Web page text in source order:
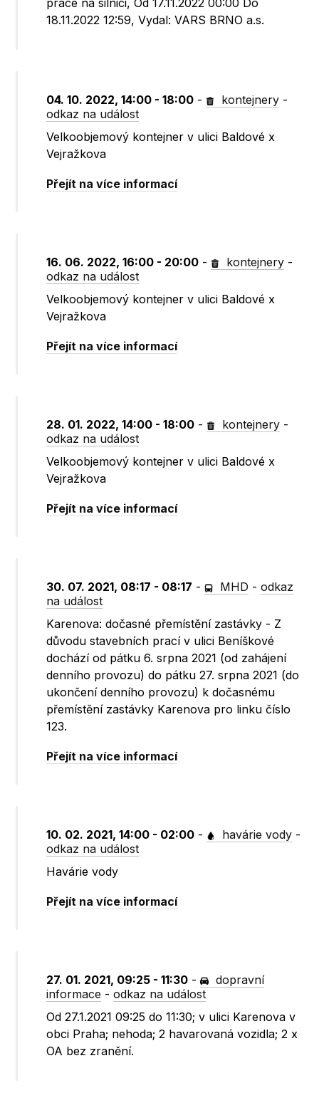
práce na silnici, Od 17.11.2022 00:00 Do
18.11.2022 12:59, Vydal: VARS BRNO a.s.
04. 10. 2022, 14:00 - 18:00 - kontejnery -
odkaz na událost
Velkoobjemový kontejner v ulici Baldové x
Vejražkova
Přejít na více informací
16. 06. 2022, 16:00 - 20:00 - kontejnery -
odkaz na událost
Velkoobjemový kontejner v ulici Baldové x
Vejražkova
Přejít na více informací
28. 01. 2022, 14:00 - 18:00 - kontejnery -
odkaz na událost
Velkoobjemový kontejner v ulici Baldové x
Vejražkova
Přejít na více informací
30. 07. 2021, 08:17 - 08:17 - MHD -odkaz
na událost
Karenova: dočasné přemístění zastávky - Z
důvodu stavebních prací v ulici Beníškové
dochází od pátku 6. srpna 2021 (od zahájení
denního provozu) do pátku 27. srpna 2021 (do
ukončení denního provozu) k dočasnému
přemístění zastávky Karenova pro linku číslo
123.
Přejít na více informací
10. 02. 2021, 14:00 - 02:00 - havárie vody -
odkaz na událost
Havárie vody
Přejít na více informací
27. 01. 2021, 09:25 - 11:30 -
dopravní
informace -odkaz na událost
Od 27.1.2021 09:25 do 11:30; v ulici Karenova v
obci Praha; nehoda; 2 havarovaná vozidla; 2 x
OA bez zranění.